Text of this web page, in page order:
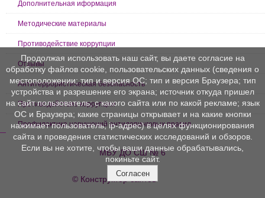
Дополнительная иформация
Методические материалы
Противодействие коррупции
Отзывы
Антитеррористическая безопасность
Противодействие коррупции
Профилактика нарушений антидопинговых правил
МБУ ДО СШ № 6
© Конструктор сайтов
Продолжая использовать наш сайт, вы даете согласие на
обработку файлов cookie, пользовательских данных (сведения о
местоположении; тип и версия ОС; тип и версия Браузера; тип
устройства и разрешение его экрана; источник откуда пришел
на сайт пользователь; с какого сайта или по какой рекламе; язык
ОС и Браузера; какие страницы открывает и на какие кнопки
нажимает пользователь; ip-адрес) в целях функционирования
сайта и проведения статистических исследований и обзоров.
Если вы не хотите, чтобы ваши данные обрабатывались,
покиньте сайт.
Согласен